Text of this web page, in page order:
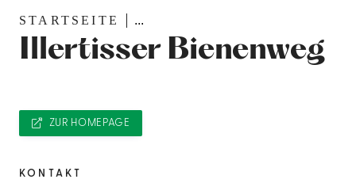
STARTSEITE ...
Illertisser Bienenweg
ZUR HOMEPAGE
KONTAKT